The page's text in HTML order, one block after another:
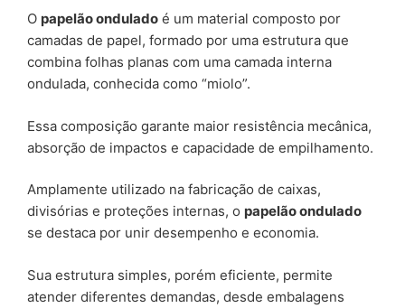
O papelão ondulado é um material composto por
camadas de papel, formado por uma estrutura que
combina folhas planas com uma camada interna
ondulada, conhecida como “miolo”.
Essa composição garante maior resistência mecânica,
absorção de impactos e capacidade de empilhamento.
Amplamente utilizado na fabricação de caixas,
divisórias e proteções internas, o papelão ondulado
se destaca por unir desempenho e economia.
Sua estrutura simples, porém eficiente, permite
atender diferentes demandas, desde embalagens